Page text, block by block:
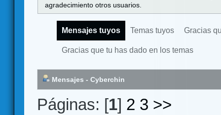
agradecimiento otros usuarios.
Mensajes tuyos Temas tuyos Gracias
Gracias que tu has dado en los temas
Mensajes - Cyberchin
Páginas: [1] 2 3 >>